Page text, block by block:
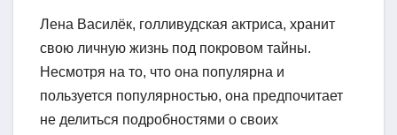
Лена Василёк, голливудская актриса, хранит
свою личную жизнь под покровом тайны.
Несмотря на то, что она популярна и
пользуется популярностью, она предпочитает
не делиться подробностями о своих